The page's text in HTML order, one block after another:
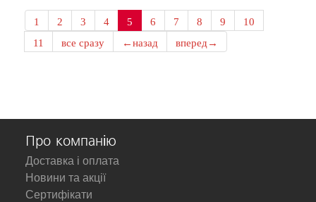
1 2 3 4 5 6 7 8 9
10
11
все сразу ←назад вперед→
Про компанію
Доставка і оплата
Новини та акції
Сертифікати